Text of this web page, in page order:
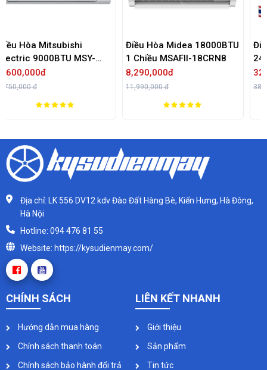
Điều Hòa Midea 18000BTU
1 Chiều MSAFII-18CRN8
8,290,000đ
11,990,000 đ
Điều Hòa Mitsubishi Heavy
24000BTU 2 Chiều Inverter
SRK/SRC71ZRS-W5
32,090,000đ
38,590,000 đ
Địa chỉ: LK 556 DV12 kdv Đào Đất Hàng Bè, Kiến Hưng, Hà Đông,
Hà Nội
Hotline: 094 476 81 55
Website: https://kysudienmay.com/
CHÍNH SÁCH
Hướng dẫn mua hàng
Chính sách thanh toán
Chính sách bảo hành đổi trả
LIÊN KẾT NHANH
Giới thiệu
Sản phẩm
Tin tức